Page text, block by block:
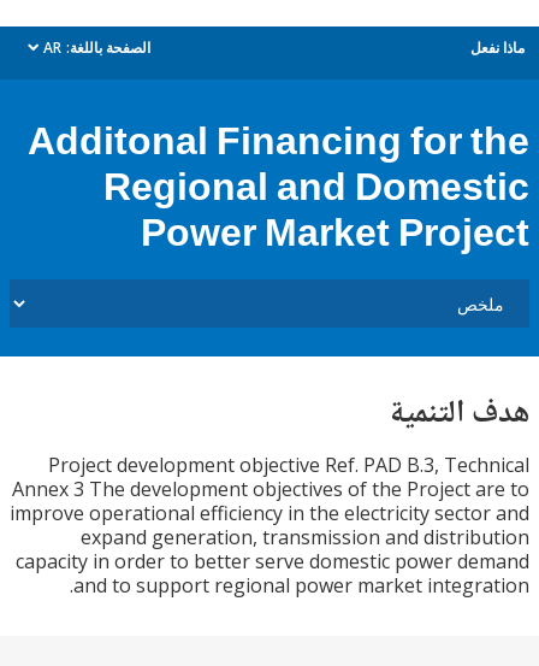
الصفحة باللغة: AR
dropdown
Additonal Financing for
Regional and
Power Market
Project development objective Ref. PAD B.3,
Annex 3 The development objectives of the Project
improve operational efficiency in the electricity
expand generation, transmission and
capacity in order to better serve domestic power
and to support regional power market